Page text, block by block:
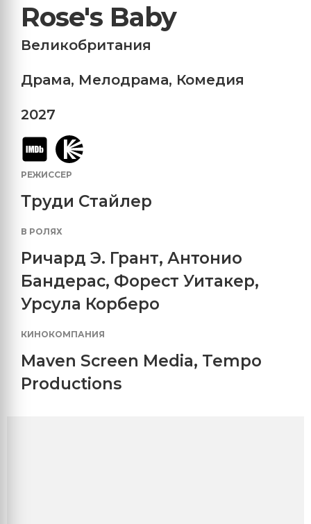
Rose's Baby
Великобритания
Драма, Мелодрама, Комедия
2027
РЕЖИССЕР
Труди Стайлер
В РОЛЯХ
Ричард Э. Грант, Антонио
Бандерас, Форест Уитакер,
Урсула Корберо
КИНОКОМПАНИЯ
Maven Screen Media, Tempo
Productions